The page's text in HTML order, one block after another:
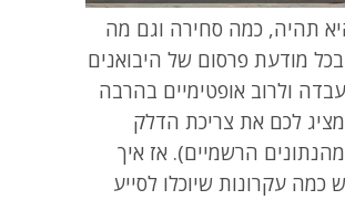
תהיה, כמה סחירה וגם מה
מודעת פרסום של היבואנים
ולרוב אופטימיים בהרבה
לכם את צריכת הדלק
הרשמיים). אז איך
עקרונות שיוכלו לסייע